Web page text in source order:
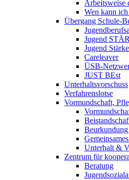
Arbeitsweise
Wen kann
Übergang Schule-
Jugend
Jugend
Careleaver
ÜSB-
JUST BEst
Unterhaltsvorschuss
Verfahrenslotse
Vormundschaft,
Unterhalt &
Zentrum für
Beratung